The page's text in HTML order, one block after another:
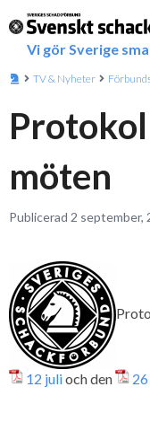
Vi gör Sverige
TV & Nyheter
möten
Publicerad 2 september,
12 julioch den